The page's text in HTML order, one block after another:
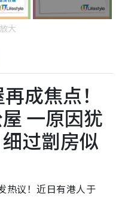
大
成焦点！
一原因犹
过劏房似
议！近日有港人于